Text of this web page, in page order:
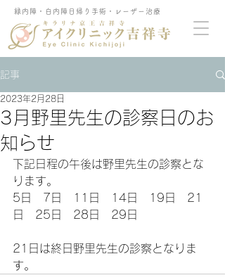
緑内障・白内障日帰り手術・レーザー治療
記事
3月野里先生の診察日のお
知らせ
2023年2月28日
下記日程の午後は野里先生の診察とな
ります。
5日　7日　11日　14日　19日　21
日　25日　28日　29日
21日は終日野里先生の診察となりま
す。